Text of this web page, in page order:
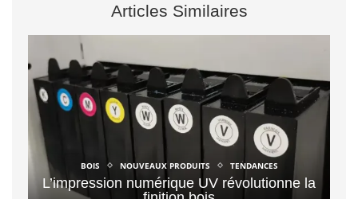
Articles Similaires
BOIS NOUVEAUX PRODUITS TENDANCES
L’impression numérique UV révolutionne la